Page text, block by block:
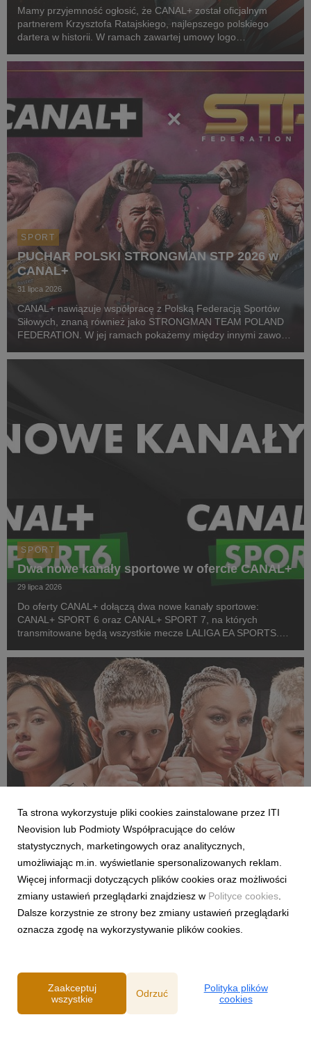
Mamy przyjemność ogłosić, że CANAL+ został oficjalnym
partnerem Krzysztofa Ratajskiego, najlepszego polskiego
dartera w historii. W ramach zawartej umowy logo
startowych naszego zawodnika podczas
SPORT
PUCHAR POLSKI STRONGMAN STP 2026 w
CANAL+
31 lipca 2026
CANAL+ nawiązuje współpracę z Polską Federacją Sportów
Siłowych, znaną również jako STRONGMAN TEAM POLAND
FEDERATION. W jej ramach pokażemy między innymi zawody
Pierwszym wydarzeniem prezentowanym w CANAL+ SPORT 5
SPORT
Dwa nowe kanały sportowe w ofercie CANAL+
29 lipca 2026
Do oferty CANAL+ dołączą dwa nowe kanały sportowe:
CANAL+ SPORT 6 oraz CANAL+ SPORT 7, na których
transmitowane będą wszystkie mecze LALIGA EA SPORTS.
pierwszej kolejki sezonu 2026/27 ligi hiszpańskiej, po formaln...
SPORT
Pełne walki półfinałowe „Projekt Fighter” już
w serwisie streamingowym CANAL+
29 lipca 2026
W serwisie streamingowym CANAL+ opublikowano dodatkowy,
bonusowy odcinek programu „Projekt Fighter”. Odpowiadając
na oczekiwania fanów MMA, CANAL+ udostępnił pełny
Ta strona wykorzystuje pliki cookies zainstalowane przez ITI
Neovision lub Podmioty Współpracujące do celów
statystycznych, marketingowych oraz analitycznych,
umożliwiając m.in. wyświetlanie spersonalizowanych reklam.
Więcej informacji dotyczących plików cookies oraz możliwości
zmiany ustawień przeglądarki znajdziesz w Polityce cookies
Dalsze korzystnie ze strony bez zmiany ustawień przeglądarki
oznacza zgodę na wykorzystywanie plików cookies.
Zaakceptuj
wszystkie
Odrzuć
Polityka plików
cookies